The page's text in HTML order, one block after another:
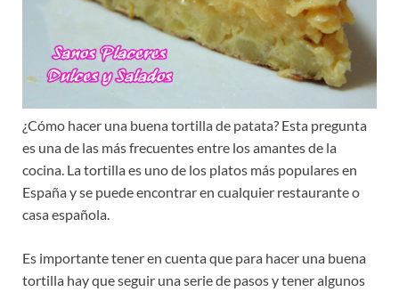
¿Cómo hacer una buena tortilla de patata? Esta pregunta
es una de las más frecuentes entre los amantes de la
cocina. La tortilla es uno de los platos más populares en
España y se puede encontrar en cualquier restaurante o
casa española.
Es importante tener en cuenta que para hacer una buena
tortilla hay que seguir una serie de pasos y tener algunos